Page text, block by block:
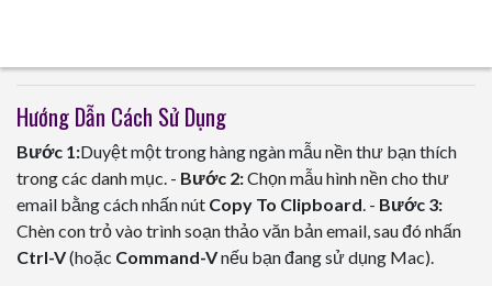
Hướng Dẫn Cách Sử Dụng
Bước 1:Duyệt một trong hàng ngàn mẫu nền thư bạn thích
trong các danh mục. - Bước 2:Chọn mẫu hình nền cho thư
email bằng cách nhấn nút Copy To Clipboard. - Bước 3:
Chèn con trỏ vào trình soạn thảo văn bản email, sau đó nhấn
Ctrl-V(hoặc Command-Vnếu bạn đang sử dụng Mac).